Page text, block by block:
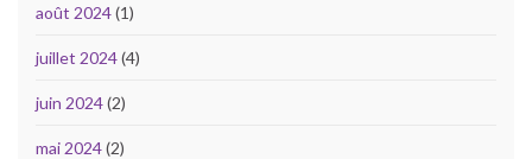
août 2024(1)
juillet 2024(4)
juin 2024(2)
mai 2024(2)